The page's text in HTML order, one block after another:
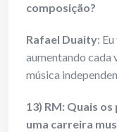
composição?
Rafael Duaity:
aumentando cada
música
13) RM: Quais
uma carreira